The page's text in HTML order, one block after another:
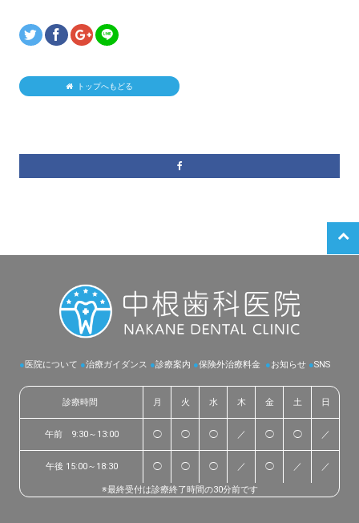
トップへもどる
● 医院について ●治療ガイダンス ●診療案内 ●保険外治療料金 ●お知らせ ●SNS
診療時間 月 火 水 木 金 土 日
午前 9:30～13:00 ◯ ◯ ◯ ／ ◯ ◯ ／
午後 15:00～18:30 ◯ ◯ ◯ ／ ◯ ／ ／
※最終受付は診療終了時間の30分前です